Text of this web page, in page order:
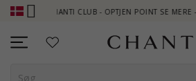
CHANTI CLUB - OPTJEN POINT SE MERE - KLIK HER